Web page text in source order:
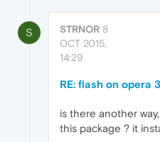
S STRNOR 8
OCT 2015,
14:29
RE: flash on opera
is there another
this package ? it